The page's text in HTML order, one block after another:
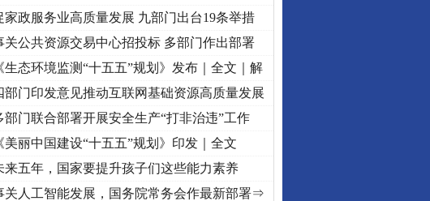
律..·[视频] 牢记初心使命 奋进复兴征程丨“转折之城”激荡..
家政服务业高质量发展 九部门出台19条举措
关公共资源交易中心招投标 多部门作出部署
生态环境监测“十五五”规划》发布｜全文｜解
部门印发意见推动互联网基础资源高质量发展
部门联合部署开展安全生产“打非治违”工作
美丽中国建设“十五五”规划》印发｜全文
来五年，国家要提升孩子们这些能力素养
关人工智能发展，国务院常务会作最新部署⇒